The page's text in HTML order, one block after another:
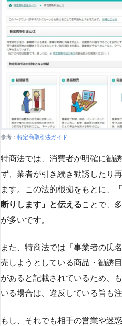
参考： 特定商取引法ガイド
特商法では、消費者が明確に勧
ず、業者が引き続き勧誘したり
ます。この法的根拠をもとに、
断りします」と伝えることで、
が多いです​​。
また、特商法では「事業者の氏
売しようとしている商品・勧誘
があると記載されているため、
いる場合は、違反している旨も
もし、それでも相手の営業や迷